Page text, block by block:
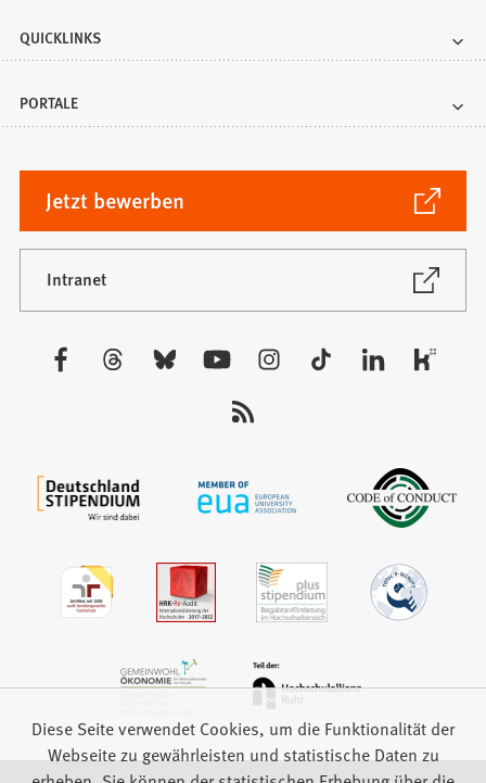
QUICKLINKS
PORTALE
Jetzt bewerben
(Öffnet
in
einem
neuen
Tab)
Intranet
(Öffnet
neuen
Besuchen
Diese Seite verwendet Cookies, um die Funktionalität der
Webseite zu gewährleisten und statistische Daten zu